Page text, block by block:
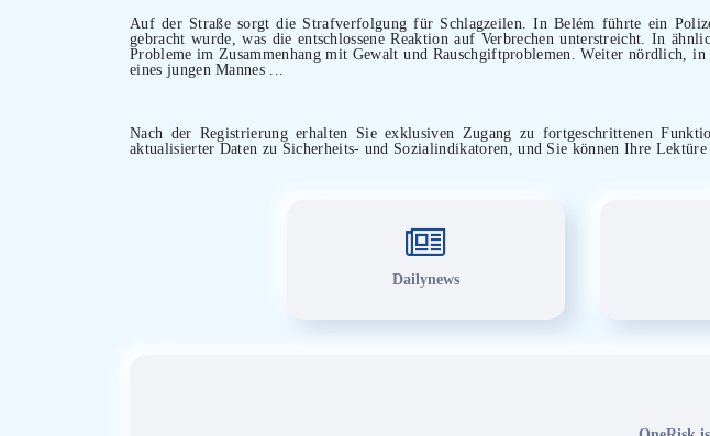
Auf der Straße sorgt die Strafverfolgung für Schlagzeilen. In Belém führte ein
gebracht wurde, was die entschlossene Reaktion auf Verbrechen unterstreicht. In
Probleme im Zusammenhang mit Gewalt und Rauschgiftproblemen. Weiter nördlich,
eines jungen Mannes ...
Nach der Registrierung erhalten Sie exklusiven Zugang zu fortgeschrittenen
aktualisierter Daten zu Sicherheits- und Sozialindikatoren, und Sie können Ihre Lektüre
Dailynews